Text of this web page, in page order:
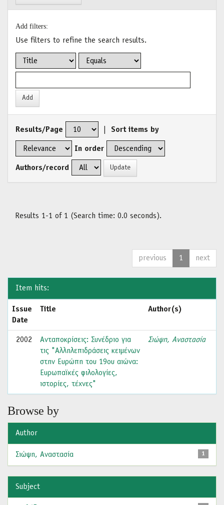
Add filters:
Use filters to refine the search results.
Results/Page Sort items by
In order
Authors/record
Results 1-1 of 1 (Search time: 0.0 seconds).
previous 1 next
Item hits:
Issue
Date
Title Author(s)
2002
Ανταποκρίσεις: Συνέδριο για
τις "Αλληλεπιδράσεις κειμένων
στην Ευρώπη του 19ου αιώνα:
Ευρωπαϊκές φιλολογίες,
ιστορίες, τέχνες"
Σιώψη, Αναστασία
Browse by
Author
1
Σιώψη, Αναστασία
Subject